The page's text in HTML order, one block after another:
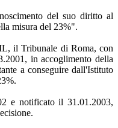
del suo diritto al
misura del 23%".
il Tribunale di Roma, con
in accoglimento della
a conseguire dall'Istituto
e notificato il 31.01.2003,